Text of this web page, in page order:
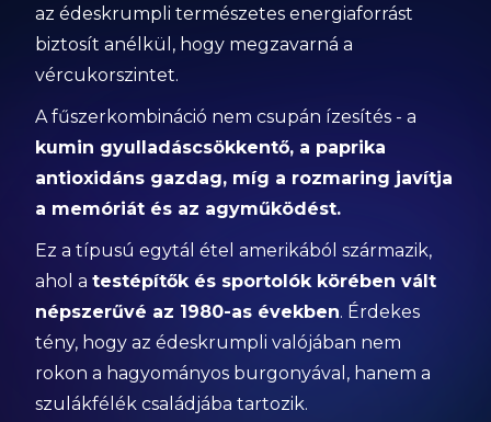
az édeskrumpli természetes energiaforrást
biztosít anélkül, hogy megzavarná a
vércukorszintet.
A fűszerkombináció nem csupán ízesítés - a
kumin gyulladáscsökkentő, a paprika
antioxidáns gazdag, míg a rozmaring javítja
a memóriát és az agyműködést.
Ez a típusú egytál étel amerikából származik,
ahol atestépítők és sportolók körében vált
népszerűvé az 1980-as években. Érdekes
tény, hogy az édeskrumpli valójában nem
rokon a hagyományos burgonyával, hanem a
szulákfélék családjába tartozik.